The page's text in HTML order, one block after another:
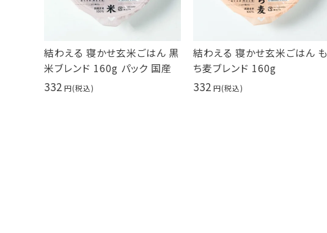
結わえる 寝かせ玄米ごはん 黒
米ブレンド 160g パック 国産
332
結わえる 寝かせ玄米ごはん も
ち麦ブレンド 160g
332